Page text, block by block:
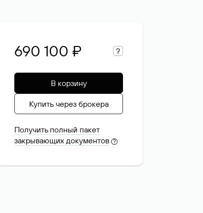
690 100 ₽ ?
В корзину
Купить через брокера
Получить полный пакет
закрывающих документов ?